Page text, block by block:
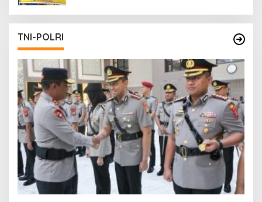
TNI-POLRI